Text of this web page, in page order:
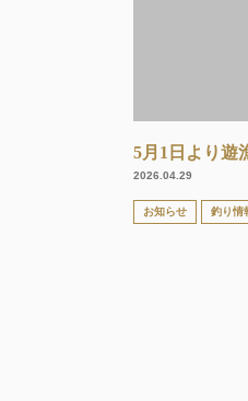
5月1日より遊
2026.04.29
お知らせ 釣り情